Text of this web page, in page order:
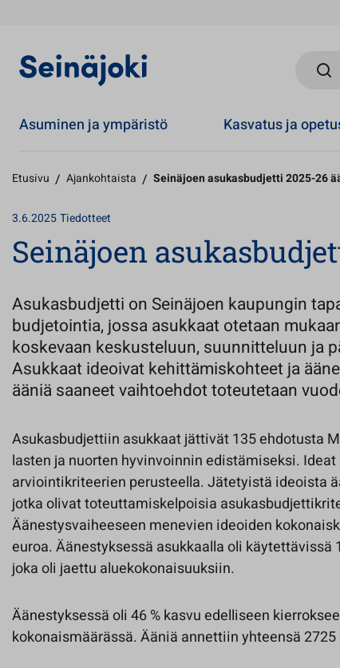
Hae
Asuminen ja ympäristö Kasvatus ja
Etusivu / Ajankohtaista / Seinäjoen asukasbudjetti 2025-26
3.6.2025Tiedotteet
Seinäjoen
Asukasbudjetti on Seinäjoen kaupungin
budjetointia, jossa asukkaat otetaan
koskevaan keskusteluun, suunnitteluun ja
Asukkaat ideoivat kehittämiskohteet ja
ääniä saaneet vaihtoehdot toteutetaan
Asukasbudjettiin asukkaat jättivät 135 ehdotusta
lasten ja nuorten hyvinvoinnin edistämiseksi.
arviointikriteerien perusteella. Jätetyistä ideoista
jotka olivat toteuttamiskelpoisia
Äänestysvaiheeseen menevien ideoiden
euroa. Äänestyksessä asukkaalla oli käytettävissä
joka oli jaettu aluekokonaisuuksiin.
Äänestyksessä oli 46 % kasvu edelliseen
kokonaismäärässä. Ääniä annettiin yhteensä